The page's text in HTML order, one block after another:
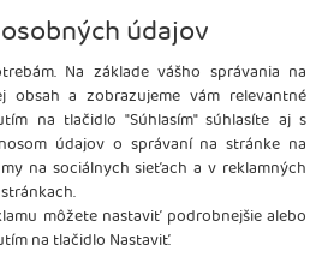
údajov
Na základe vášho správania na
obsah a zobrazujeme vám relevantné
na tlačidlo "Súhlasím" súhlasíte aj s
údajov o správaní na stránke na
na sociálnych sieťach a v reklamných
môžete nastaviť podrobnejšie alebo
na tlačidlo Nastaviť.